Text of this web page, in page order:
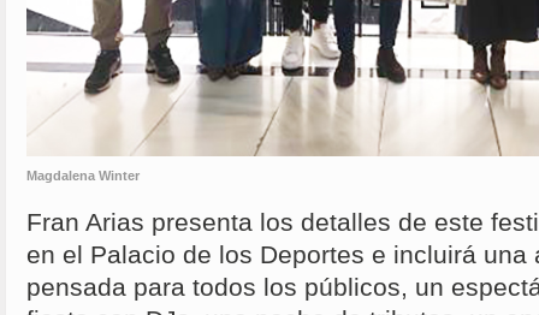
Magdalena Winter
Fran Arias presenta los detalles de este
en el Palacio de los Deportes e incluirá una
pensada para todos los públicos, un